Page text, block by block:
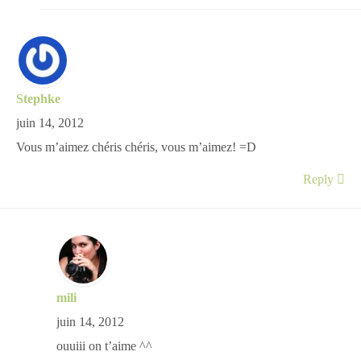
Stephke
juin 14, 2012
Vous m’aimez chéris chéris, vous m’aimez! =D
Reply
mili
juin 14, 2012
ouuiii on t’aime ^^